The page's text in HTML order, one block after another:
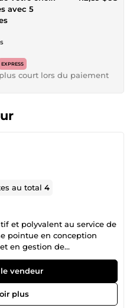
avec 5
EXPRESS
court lors du paiement
au total4
et polyvalent au service de
pointue en conception
en gestion de
faire à votre disposition
manière unique et
d'un coup de crayon
d'une stratégie digitale
idéal pour vous
vendeur
plus